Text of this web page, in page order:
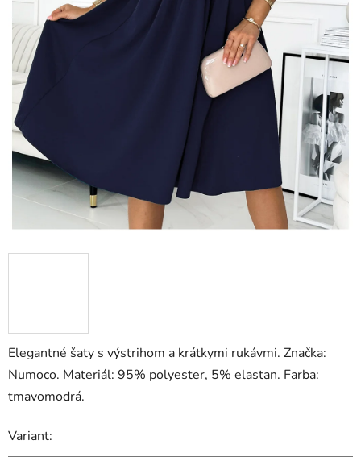
Elegantné šaty s výstrihom a krátkymi rukávmi. Značka:
Numoco. Materiál: 95% polyester, 5% elastan. Farba:
tmavomodrá.
Variant: